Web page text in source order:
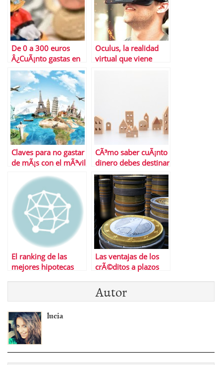
De 0 a 300 euros
Â¿CuÃ¡nto gastas en
comisiones
bancarias?
Oculus, la realidad
virtual que viene
Claves para no gastar
de mÃ¡s con el mÃ³vil
el extranjero
CÃ³mo saber cuÃ¡nto
dinero debes destinar
al alquiler
El ranking de las
mejores hipotecas
Las ventajas de los
crÃ©ditos a plazos
Autor
lucia